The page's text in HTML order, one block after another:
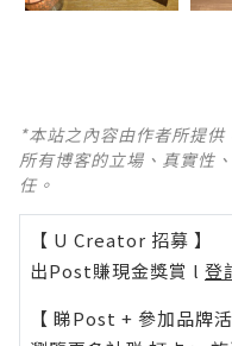
*本站之內容由作者所提
所有博客的立場、真實性
任。
【 U Creator 招募 】
出Post賺現金獎賞 l 登
【 睇Post + 參加品牌活